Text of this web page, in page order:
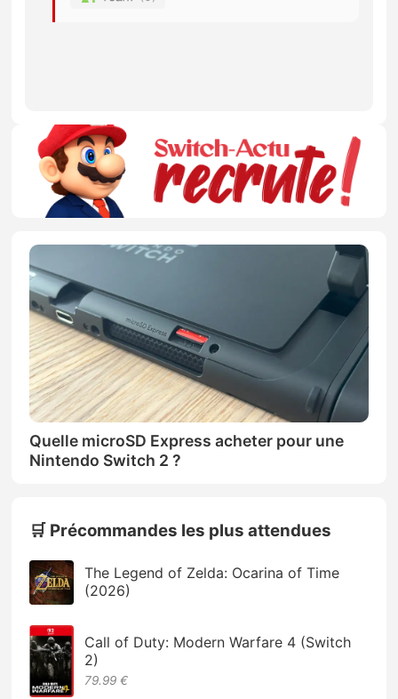
Quelle microSD Express acheter pour une
Nintendo Switch 2 ?
🛒 Précommandes les plus attendues
The Legend of Zelda: Ocarina of Time
(2026)
Call of Duty: Modern Warfare 4 (Switch
2)
79.99 €